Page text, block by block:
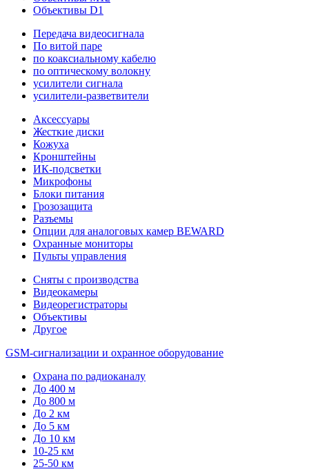
Объективы D1
Передача видеосигнала
По витой паре
по коаксиальному кабелю
по оптическому волокну
усилители сигнала
усилители-разветвители
Аксессуары
Жесткие диски
Кожуха
Кронштейны
ИК-подсветки
Микрофоны
Блоки питания
Грозозащита
Разъемы
Опции для аналоговых камер BEWARD
Охранные мониторы
Пульты управления
Сняты с производства
Видеокамеры
Видеорегистраторы
Объективы
Другое
GSM-сигнализации и охранное оборудование
Охрана по радиоканалу
До 400 м
До 800 м
До 2 км
До 5 км
До 10 км
10-25 км
25-50 км